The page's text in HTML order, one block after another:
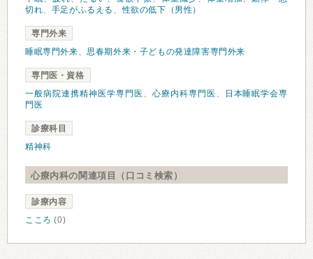
切れ、 手足がふるえる 、性欲の低下（男性）
専門外来
睡眠専門外来、思春期外来・子どもの発達障害専門外来
専門医・資格
一般病院連携精神医学専門医 、 心療内科専門医 、
日本睡眠学会専
門医
診療科目
精神科
心療内科の関連項目（口コミ検索）
診療内容
こころ (0)